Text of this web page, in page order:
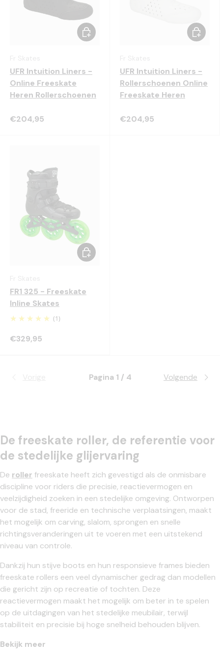
UFR Intuition Liners -
Online Freeskate
Heren Rollerschoenen
€204,95
Kies mogelijkheden
UFR Intuition Liners -
Rollerschoenen Online
Freeskate Heren
€204,95
Kies
FR1 325 - Freeskate
Inline Skates
(1)
€329,95
Kies mogelijkheden
Pagina 1 / 4 Volgende
De freeskate roller, de referentie voor
de stedelijke glijervaring
De roller freeskate heeft zich gevestigd als de onmisbare
discipline voor riders die precisie, reactievermogen en
veelzijdigheid zoeken in een stedelijke omgeving. Ontworpen
voor de stad, freeride en technische verplaatsingen, maakt
het mogelijk om carving, slalom, sprongen en snelle
richtingsveranderingen uit te voeren met een uitstekend
niveau van controle.
Dankzij hun stijve boots en hun responsieve frames bieden
freeskate rollers een veel dynamischer gedrag dan modellen
die gericht zijn op recreatie of tochten. Deze
reactievermogen maakt het mogelijk om beter in te spelen
op de uitdagingen van het stedelijke meubilair, terwijl
stabiliteit en precisie bij hoge snelheid behouden blijven.
Bekijk meer